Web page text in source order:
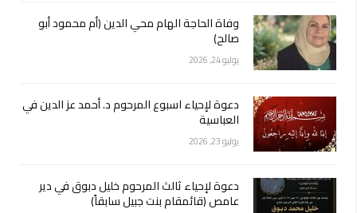
وفاة الحاجة الهام محي الدين (أم محمود أبو
صالح)
يوليو 24, 2026
دعوة لإحياء اسبوع المرحوم د. أحمد عز الدين في
العباسية
يوليو 23, 2026
دعوة لإحياء ثالث المرحوم خليل دبوق في دير
عامص (قائمقام بنت جبيل سابقاً)